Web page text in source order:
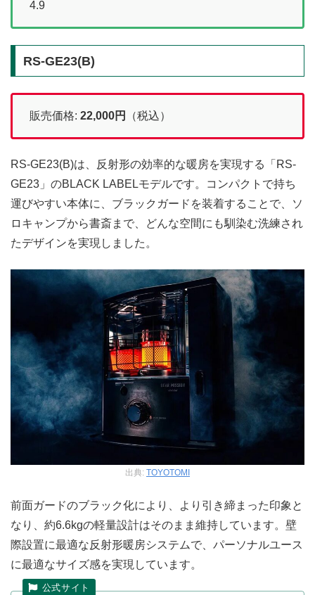
4.9
RS-GE23(B)
販売価格: 22,000円 （税込）
RS-GE23(B)は、反射形の効率的な暖房を実現する「RS-
GE23」のBLACK LABELモデルです。コンパクトで持ち
運びやすい本体に、ブラックガードを装着することで、ソ
ロキャンプから書斎まで、どんな空間にも馴染む洗練され
たデザインを実現しました。
出典: TOYOTOMI
前面ガードのブラック化により、より引き締まった印象と
なり、約6.6kgの軽量設計はそのまま維持しています。壁
際設置に最適な反射形暖房システムで、パーソナルユース
に最適なサイズ感を実現しています。